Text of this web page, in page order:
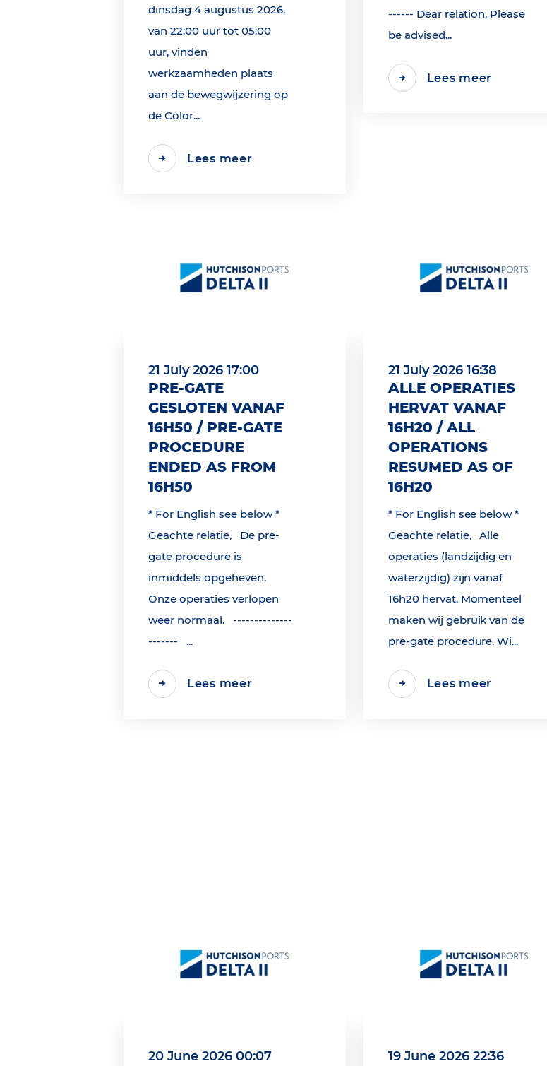
dinsdag 4 augustus 2026,
van 22:00 uur tot 05:00
uur, vinden
werkzaamheden plaats
aan de bewegwijzering op
de Color...
Lees meer
------ Dear relation, Please
be advised...
Lees meer
21 July 2026 17:00
PRE-GATE
GESLOTEN VANAF
16H50 / PRE-GATE
PROCEDURE
ENDED AS FROM
16H50
* For English see below *
Geachte relatie, De pre-
gate procedure is
inmiddels opgeheven.
Onze operaties verlopen
weer normaal. --------------
------- ...
Lees meer
21 July 2026 16:38
ALLE OPERATIES
HERVAT VANAF
16H20 / ALL
OPERATIONS
RESUMED AS OF
16H20
* For English see below *
Geachte relatie, Alle
operaties (landzijdig en
waterzijdig) zijn vanaf
16h20 hervat. Momenteel
maken wij gebruik van de
pre-gate procedure. Wi...
Lees meer
20 June 2026 00:07 19 June 2026 22:36